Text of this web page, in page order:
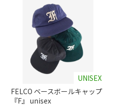
UNISEX
FELCO ベースボールキャップ
『F』 unisex